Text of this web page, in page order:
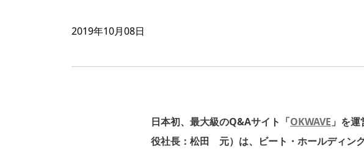
2019年10月08日
日本初、最大級のQ&Aサイト「OKWAVE 」を
役社長：松田 元）は、ビート・ホールディン